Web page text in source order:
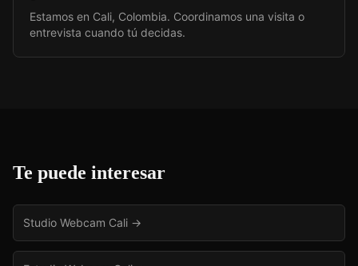
Estamos en Cali, Colombia. Coordinamos una visita o
entrevista cuando tú decidas.
Te puede interesar
Studio Webcam Cali →